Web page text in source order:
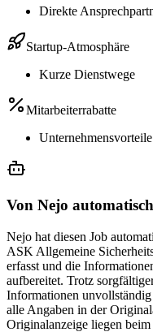
Direkte
Startup-Atmosphäre
Kurze Dienstwege
Mitarbeiterrabatte
Von Nejo
Nejo hat diesen Job
ASK Allgemeine
erfasst und die
aufbereitet. Trotz
Informationen
alle Angaben in der
Originalanzeige liegen